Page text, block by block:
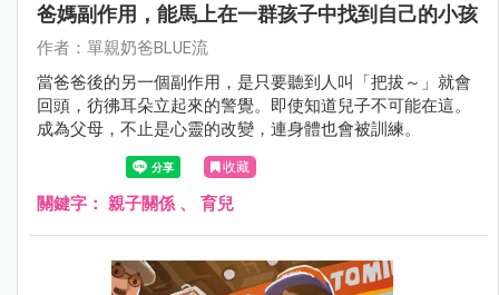
爸媽副作用，能馬上在一群孩子中找到自己的小孩
作者：單親奶爸BLUE流
當爸爸後的另一個副作用，是只要聽到人叫「把拔～」就會
回頭，彷彿耳朵立起來的警覺。即使知道兒子不可能在這。
成為父母，不止是心靈的改變，連身體也會被訓練。
收藏
關鍵字： 親子關係 、 育兒